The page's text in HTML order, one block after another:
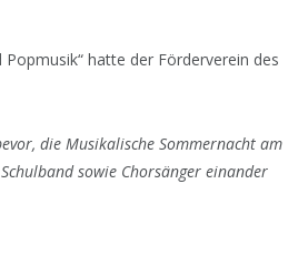
hatte der Förderverein des
die Musikalische Sommernacht am
sowie Chorsänger einander